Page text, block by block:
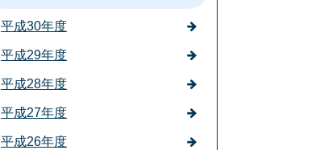
平成30年度
平成29年度
平成28年度
平成27年度
平成26年度